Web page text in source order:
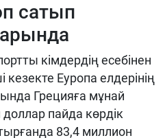
сатып
кімдердің есебінен
кезекте Еуропа елдерінің
Грецияға мұнай
пайда көрдік
83,4 миллион